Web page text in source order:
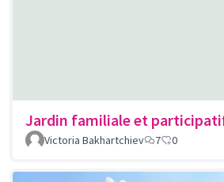
Jardin familiale et
Victoria Bakhartchiev
7 0